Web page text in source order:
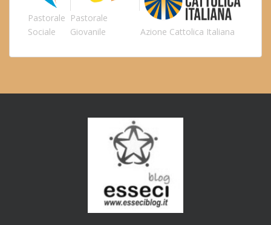
Pastorale
Sociale
Pastorale
Giovanile
Azione Cattolica Italiana